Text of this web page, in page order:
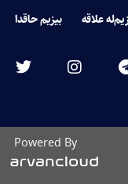
علاقه بیزیم حاقدا
Powered By